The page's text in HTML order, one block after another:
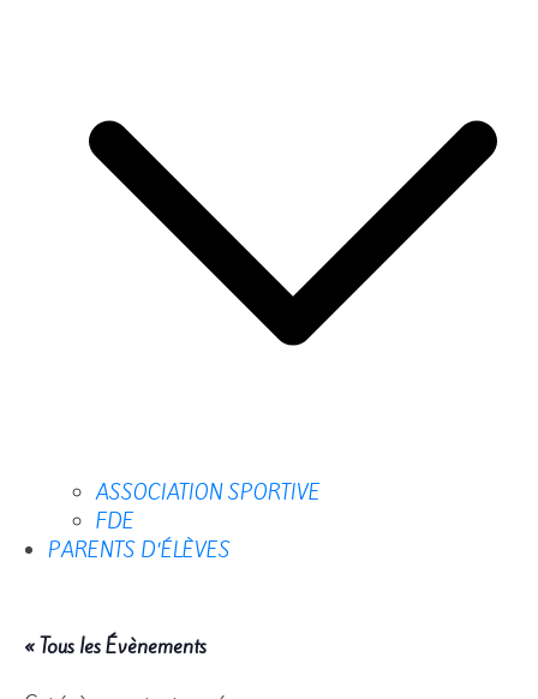
ASSOCIATION SPORTIVE
FDE
PARENTS D’ÉLÈVES
« Tous les Évènements